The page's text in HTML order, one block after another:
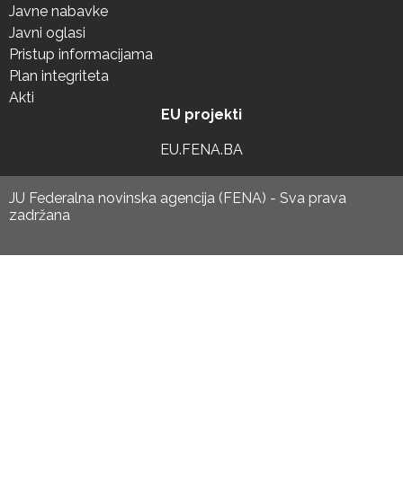
Javne nabavke
Javni oglasi
Pristup informacijama
Plan integriteta
Akti
EU projekti
EU.FENA.BA
JU Federalna novinska agencija (FENA) - Sva prava
zadržana